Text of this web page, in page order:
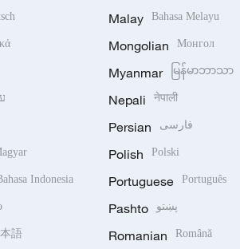
Indonesia
語
Malay Bahasa Melayu
Mongolian Монгол
Myanmar မြန်မာဘာသာ
Nepali नेपाली
Persian فارسی
Polish Polski
Portuguese Português
Pashto پښتو
Romanian Română